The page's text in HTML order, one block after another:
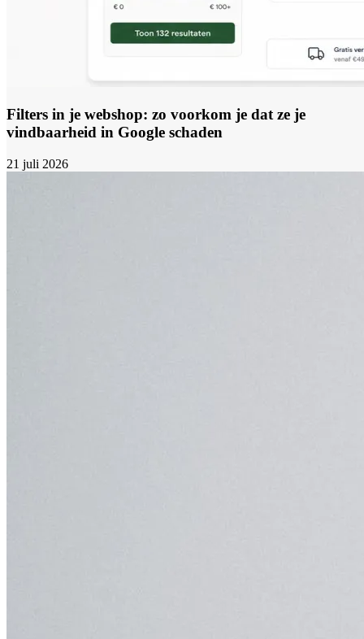
Filters in je webshop: zo voorkom je dat ze je
vindbaarheid in Google schaden
21 juli 2026